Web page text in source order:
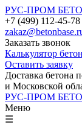
РУС-ПРОМ
+7 (499) 112-45-78
Заказать звонок
Калькулятор
Оставить заявку
Доставка бетона
и Московской
РУС-ПРОМ
Меню
☰